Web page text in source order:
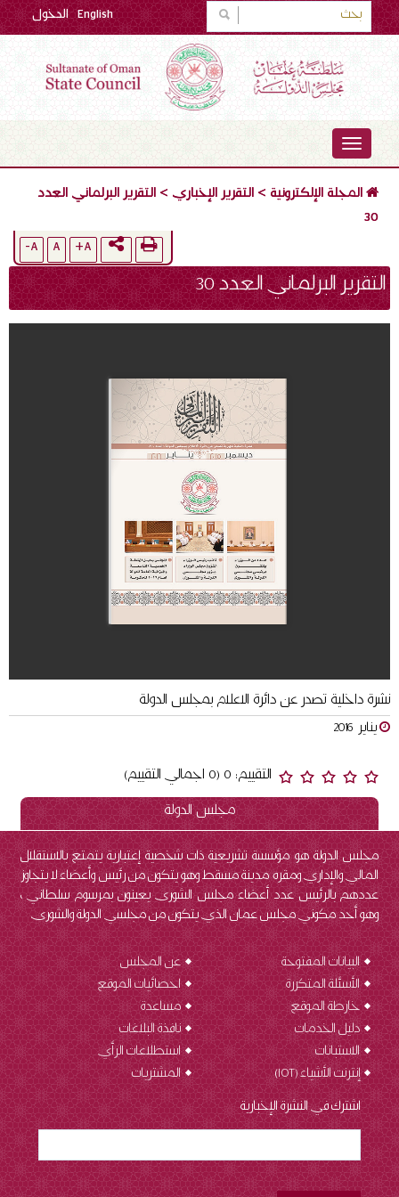
الدخول English
TOGGLE
NAVIGATION
المجلة الإلكترونية >التقرير الإخباري >التقرير البرلماني العدد
30
A+
A
A-
التقرير البرلماني العدد 30
نشرة داخلية تصدر عن دائرة الاعلام بمجلس الدولة
يناير 2016
التقييم: 0 (0 اجمالي التقييم)
مجلس الدولة
مجلس الدولة هو مؤسسة تشريعية ذات شخصية إعتبارية يتمتع بالاستقلال
المالي والإداري ومقره مدينة مسقط وهو يتكون من رئيس وأعضاء لا يتجاوز
عددهم بالرئيس عدد أعضاء مجلس الشورى يعينون بمرسوم سلطاني ،
وهو أحد مكوني مجلس عمان الذي يتكون من مجلسي الدولة والشورى.
عن المجلس
البيانات المفتوحة
احصائيات الموقع
الأسئلة المتكررة
مساعدة
خارطة الموقع
نافذة البلاغات
دليل الخدمات
استطلاعات الرأي
الاستبانات
المشتريات
إنترنت الأشياء (IOT
)
اشترك في النشرة الإخبارية